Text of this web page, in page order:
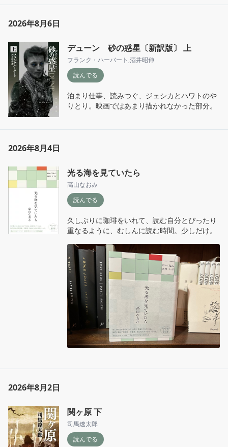
2026年8月6日
デューン 砂の惑星〔新訳版〕 上
フランク・ハーバート ,酒井昭伸
読んでる
泊まり仕事、読みつぐ、ジェシカとハワトのや
りとり。映画ではあまり描かれなかった部分。
2026年8月4日
光る海を見ていたら
高山なおみ
読んでる
久しぶりに珈琲をいれて、読む自分とぴったり
重なるように、むしんに読む時間。少しだけ。
2026年8月2日
関ヶ原 下
司馬遼太郎
読んでる